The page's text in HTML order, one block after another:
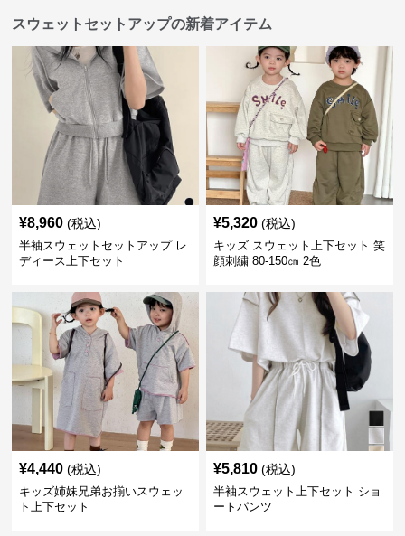
スウェットセットアップの新着アイテム
¥8,960 (税込)
半袖スウェットセットアップ レ
ディース上下セット
¥5,320 (税込)
キッズ スウェット上下セット 笑
顔刺繍 80-150㎝ 2色
¥4,440 (税込)
キッズ姉妹兄弟お揃いスウェッ
ト上下セット
¥5,810 (税込)
半袖スウェット上下セット ショ
ートパンツ